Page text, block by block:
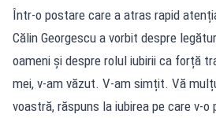
Într-o postare care a atras rapid
Călin Georgescu a vorbit despre
oameni și despre rolul iubirii ca forță
mei, v-am văzut. V-am simțit. Vă
voastră, răspuns la iubirea pe care v-